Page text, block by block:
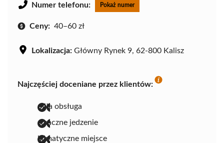
Numer telefonu: Pokaż numer
Ceny: 40–60 zł
Lokalizacja: Główny Rynek 9, 62-800 Kalisz
Najczęściej doceniane przez klientów:
miła obsługa
smaczne jedzenie
klimatyczne miejsce